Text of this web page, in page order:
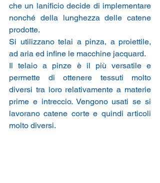
che un lanificio decide di implementare
nonché della lunghezza delle catene
prodotte.
Si utilizzano telai a pinza, a proiettile,
ad aria ed infine le macchine jacquard.
Il telaio a pinze è il più versatile e
permette di ottenere tessuti molto
diversi tra loro relativamente a materie
prime e intreccio. Vengono usati se si
lavorano catene corte e quindi articoli
molto diversi.